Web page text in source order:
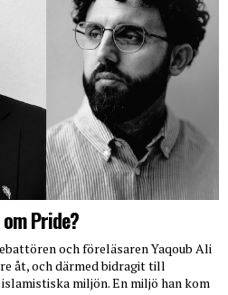
Pride?
och föreläsaren Yaqoub Ali
åt, och därmed bidragit till
miljön. En miljö han kom